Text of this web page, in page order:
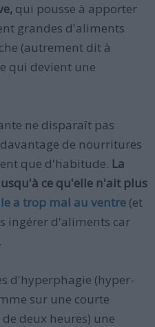
qui pousse à apporter
grandes d'aliments
(autrement dit à
qui devient une
ne disparaît pas
de nourritures
que d'habitude. La
ce qu'elle n'ait plus
a trop mal au ventre(et
ingérer d'aliments car
d'hyperphagie (hyper-
sur une courte
deux heures) une